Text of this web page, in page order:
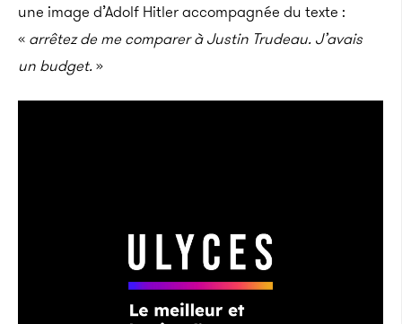
une image d’Adolf Hitler accompagnée du texte :
« arrêtez de me comparer à Justin Trudeau. J’avais
un budget.»